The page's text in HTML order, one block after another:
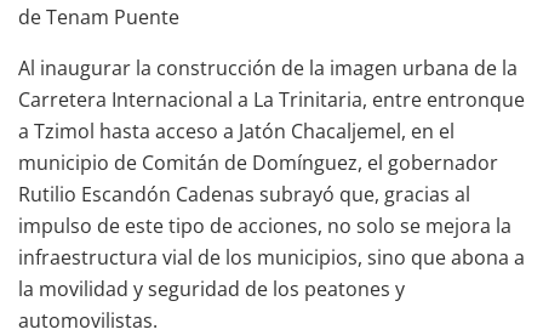
de Tenam Puente
Al inaugurar la construcción de la imagen urbana de la
Carretera Internacional a La Trinitaria, entre entronque
a Tzimol hasta acceso a Jatón Chacaljemel, en el
municipio de Comitán de Domínguez, el gobernador
Rutilio Escandón Cadenas subrayó que, gracias al
impulso de este tipo de acciones, no solo se mejora la
infraestructura vial de los municipios, sino que abona a
la movilidad y seguridad de los peatones y
automovilistas.